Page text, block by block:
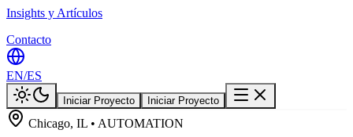
Insights y Artículos
Contacto
EN/ES
Iniciar Proyecto Iniciar Proyecto
Chicago, IL • AUTOMATION